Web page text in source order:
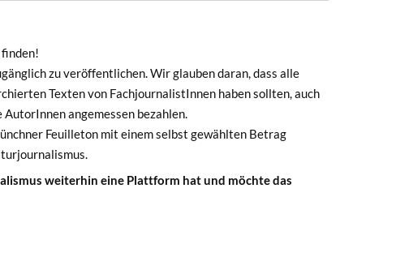
zu veröffentlichen. Wir glauben daran, dass alle
Texten von FachjournalistInnen haben sollten, auch
angemessen bezahlen.
Feuilleton mit einem selbst gewählten Betrag
weiterhin eine Plattform hat und möchte das